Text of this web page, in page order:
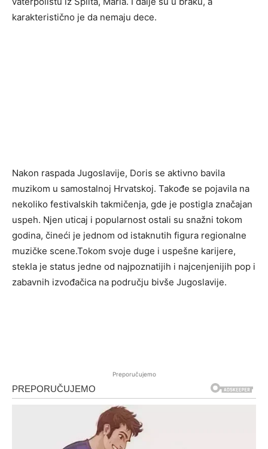
karakteristično je da nemaju dece.
Nakon raspada Jugoslavije, Doris se aktivno bavila
muzikom u samostalnoj Hrvatskoj. Takođe se pojavila na
nekoliko festivalskih takmičenja, gde je postigla značajan
uspeh. Njen uticaj i popularnost ostali su snažni tokom
godina, čineći je jednom od istaknutih figura regionalne
muzičke scene.Tokom svoje duge i uspešne karijere,
stekla je status jedne od najpoznatijih i najcenjenijih pop i
zabavnih izvođačica na području bivše Jugoslavije.
Preporučujemo